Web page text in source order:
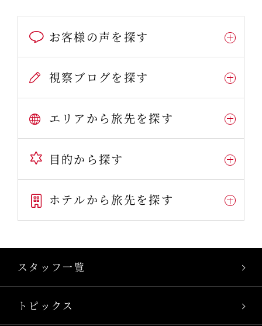
お客様の声を探す
視察ブログを探す
エリアから旅先を探す
目的から探す
ホテルから旅先を探す
スタッフ一覧
トピックス